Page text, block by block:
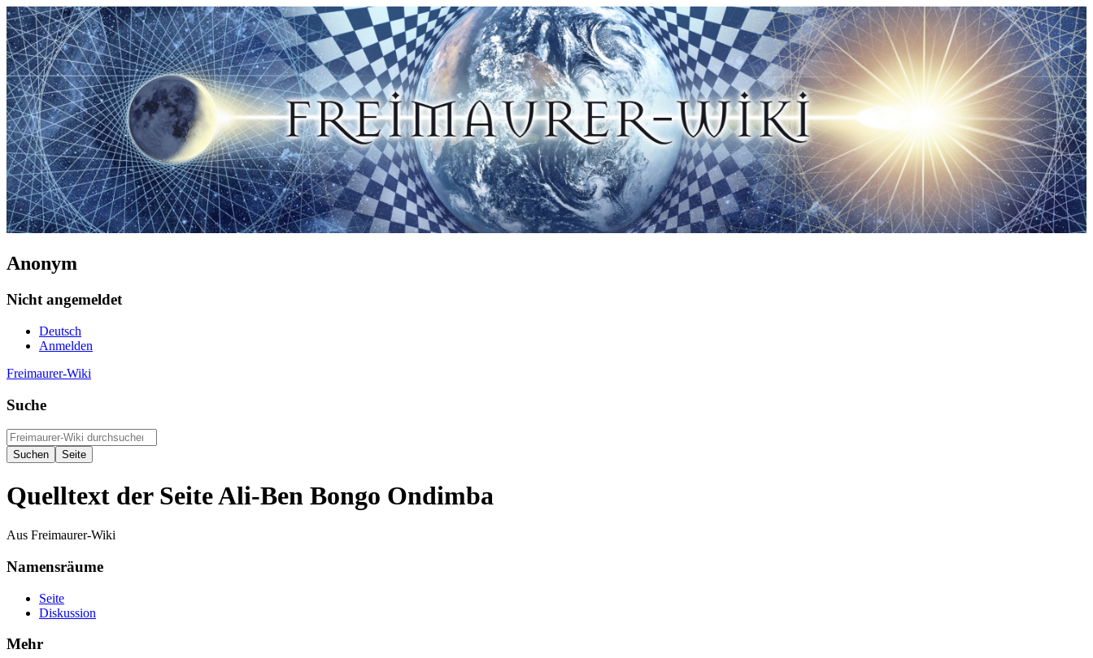
Anonym
Nicht angemeldet
Deutsch
Anmelden
Freimaurer-Wiki
Suche
Quelltext der Seite Ali-Ben Bongo Ondimba
Aus Freimaurer-Wiki
Namensräume
Seite
Diskussion
Mehr